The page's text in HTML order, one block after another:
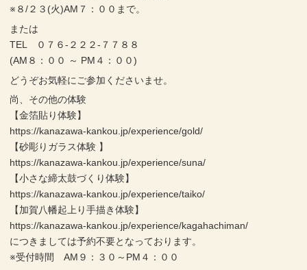
※８/２３(火)AM７：００まで。
または
TEL ０７６-２２２-７７８８
(AM８：００ ～ PM４：００)
どうぞお気軽にご参加くださいませ。
尚、その他の体験
【金箔貼り体験】
https://kanazawa-kankou.jp/experience/gold/
【砂彫りガラス体験 】
https://kanazawa-kankou.jp/experience/suna/
【小さな締太鼓づくり体験】
https://kanazawa-kankou.jp/experience/taiko/
【加賀八幡起上り手描き体験】
https://kanazawa-kankou.jp/experience/kagahachiman/
につきましては予約不要となっております。
※受付時間 AM９：３０～PM４：００